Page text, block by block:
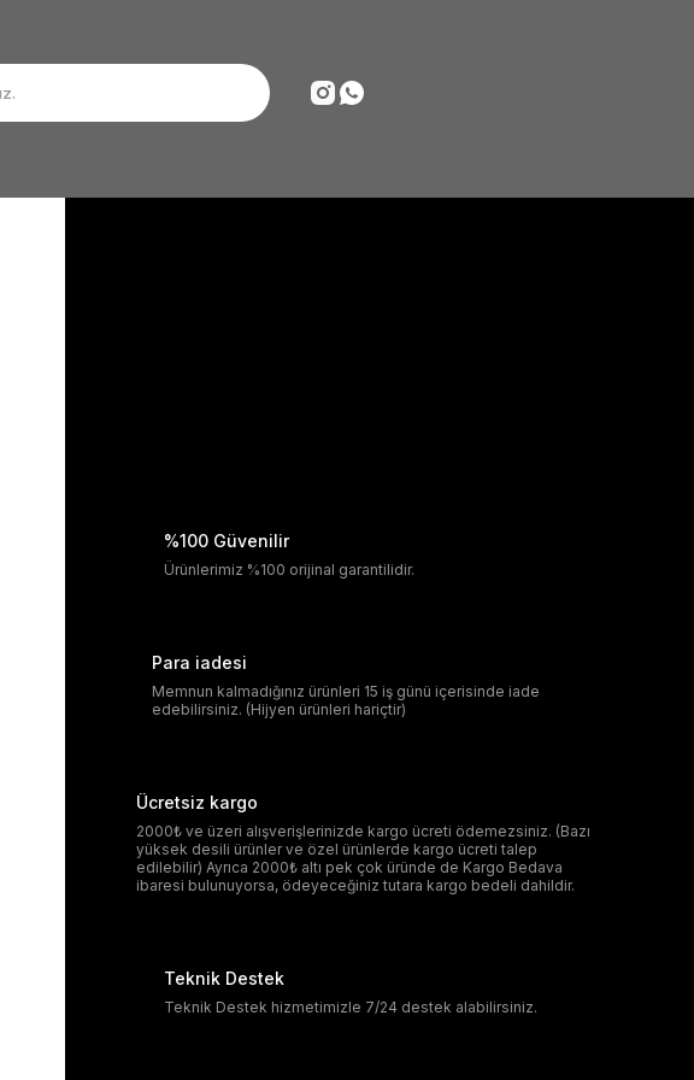
%100 Güvenilir
Ürünlerimiz %100 orijinal garantilidir.
Para iadesi
Memnun kalmadığınız ürünleri 15 iş günü içerisinde iade
edebilirsiniz. (Hijyen ürünleri hariçtir)
Ücretsiz kargo
2000₺ ve üzeri alışverişlerinizde kargo ücreti ödemezsiniz. (Bazı
yüksek desili ürünler ve özel ürünlerde kargo ücreti talep
edilebilir) Ayrıca 2000₺ altı pek çok üründe de Kargo Bedava
ibaresi bulunuyorsa, ödeyeceğiniz tutara kargo bedeli dahildir.
Teknik Destek
Teknik Destek hizmetimizle 7/24 destek alabilirsiniz.